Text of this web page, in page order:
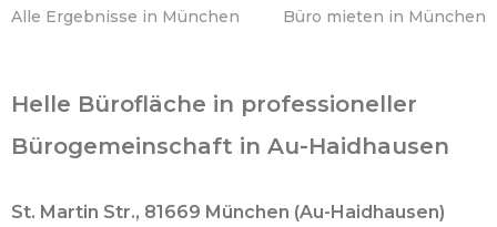
Alle Ergebnisse in München Büro mieten in München
Helle Bürofläche in professioneller
Bürogemeinschaft in Au-Haidhausen
St. Martin Str., 81669 München (Au-Haidhausen)